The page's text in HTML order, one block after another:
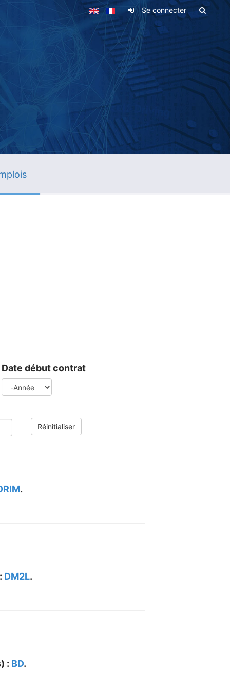
Se connecter
Date début contrat
Réinitialiser
.
DM2L.
: BD.